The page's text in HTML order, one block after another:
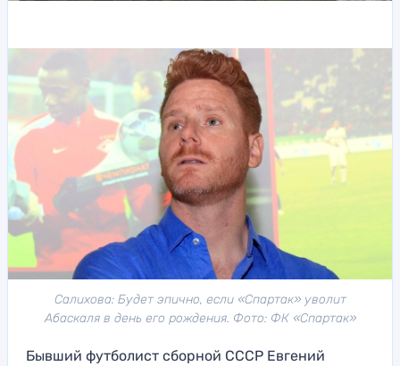
Салихова: Будет эпично, если «Спартак» уволит
Абаскаля в день его рождения. Фото: ФК «Спартак»
Бывший футболист сборной СССР Евгений